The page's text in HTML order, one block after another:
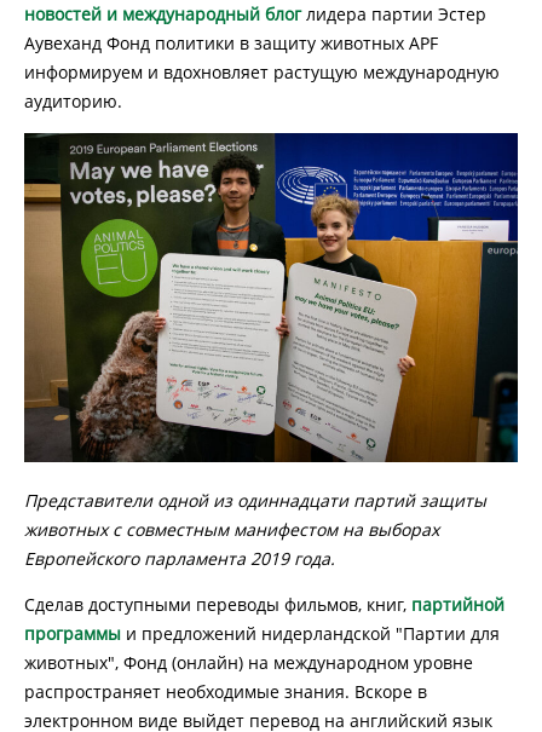
новостей и международный блоглидера партии Эстер
Аувеханд Фонд политики в защиту животных APF
информируем и вдохновляет растущую международную
аудиторию.
Представители одной из одиннадцати партий защиты
животных с совместным манифестом на выборах
Европейского парламента 2019 года.
Сделав доступными переводы фильмов, книг, партийной
программы и предложений нидерландской "Партии для
животных", Фонд (онлайн) на международном уровне
распространяет необходимые знания. Вскоре в
электронном виде выйдет перевод на английский язык